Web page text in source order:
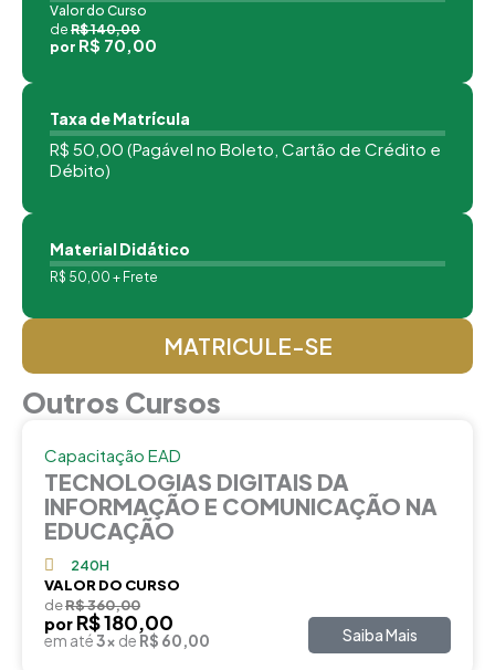
Valor do Curso
de R$ 140,00
por R$ 70,00
Taxa de Matrícula
R$ 50,00 (Pagável no Boleto, Cartão de Crédito e
Débito)
Material Didático
R$ 50,00 + Frete
MATRICULE-SE
Outros Cursos
Capacitação EAD
TECNOLOGIAS DIGITAIS DA
INFORMAÇÃO E COMUNICAÇÃO NA
EDUCAÇÃO
240H
VALOR DO CURSO
deR$ 360,00
por R$ 180,00
em até3x de R$ 60,00 Saiba Mais